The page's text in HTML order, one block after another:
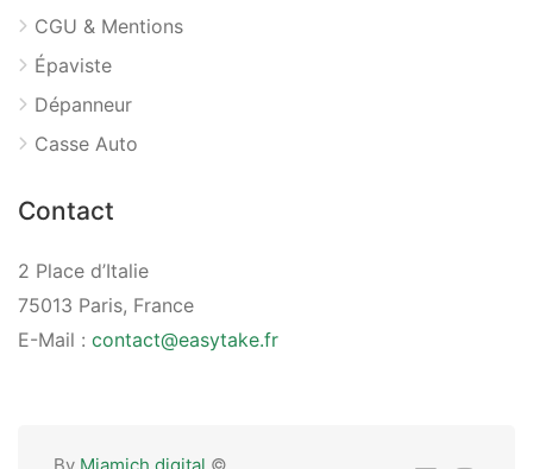
CGU & Mentions
Épaviste
Dépanneur
Casse Auto
Contact
2 Place d’Italie
75013 Paris, France
E-Mail : contact@easytake.fr